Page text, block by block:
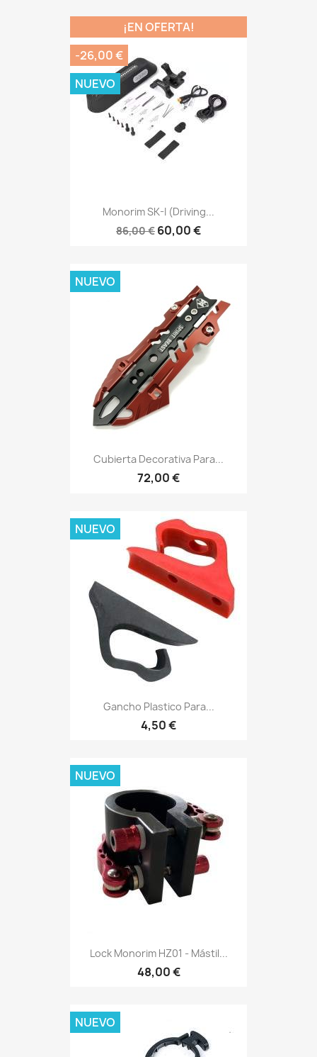
Monorim SK-I (driving...
86,00 € 60,00 €
¡EN OFERTA!
-26,00 €
NUEVO
Cubierta Decorativa Para...
72,00 €
NUEVO
Gancho Plastico Para...
4,50 €
NUEVO
Lock Monorim HZ01 - Mástil...
48,00 €
NUEVO
NUEVO